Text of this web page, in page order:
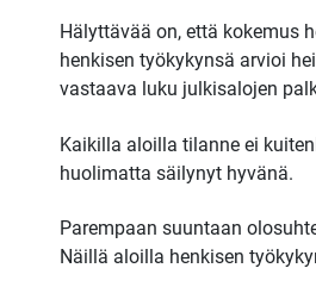
Hälyttävää on, että kokemus
henkisen työkykynsä arvioi
vastaava luku julkisalojen
Kaikilla aloilla tilanne ei
huolimatta säilynyt hyvänä.
Parempaan suuntaan
Näillä aloilla henkisen